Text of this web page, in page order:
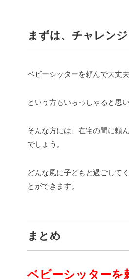
まずは、チャレンジ
ベビーシッターを頼んで大丈
という方もいらっしゃると思い
そんな方には、在宅の間に頼
でしょう。
どんな風に子どもと過ごして
とができます。
まとめ
ベビーシッターを